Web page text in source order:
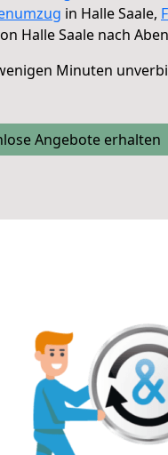
in Halle Saale,
Halle Saale nach
Minuten
Angebote erhalten